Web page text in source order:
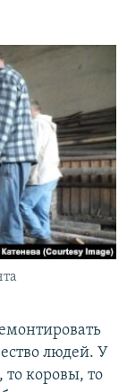
людей. У
то коровы, то